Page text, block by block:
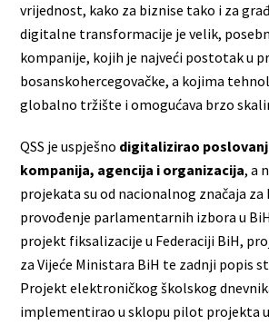
vrijednost, kako za biznise tako i za
digitalne transformacije je velik,
kompanije, kojih je najveći postotak u
bosanskohercegovačke, a kojima
globalno tržište i omogućava brzo
QSS je uspješno digitalizirao
kompanija, agencija i organizacija, a
projekata su od nacionalnog značaja za
provođenje parlamentarnih izbora u
projekt fiksalizacije u Federaciji BiH,
za Vijeće Ministara BiH te zadnji popis
Projekt elektroničkog školskog
implementirao u sklopu pilot projekta